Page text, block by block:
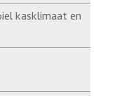
kasklimaat en